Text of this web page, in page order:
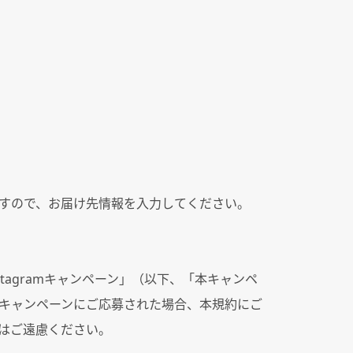
で、お届け先情報を入力してください。
キャンペーン」（以下、「本キャンペ
ャンペーンにご応募された場合、本規約にご
遠慮ください。